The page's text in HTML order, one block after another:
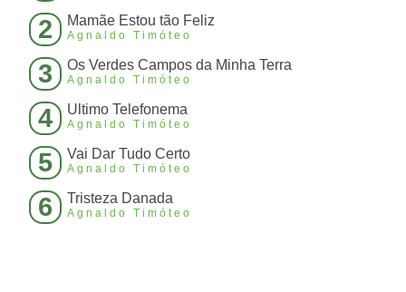
2 Mamãe Estou tão Feliz
Agnaldo Timóteo
3 Os Verdes Campos da Minha Terra
Agnaldo Timóteo
4 Ultimo Telefonema
Agnaldo Timóteo
5 Vai Dar Tudo Certo
Agnaldo Timóteo
6 Tristeza Danada
Agnaldo Timóteo